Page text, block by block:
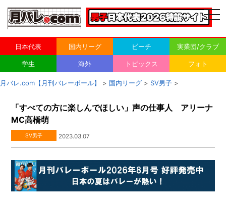
日本代表 国内リーグ ビーチ 実業団/クラブ
学生 海外 トピックス フォト
月バレ.com【月刊バレーボール】 > 国内リーグ > SV男子 >
「すべての方に楽しんでほしい」声の仕事人 アリーナ
MC高橋萌
SV男子 2023.03.07